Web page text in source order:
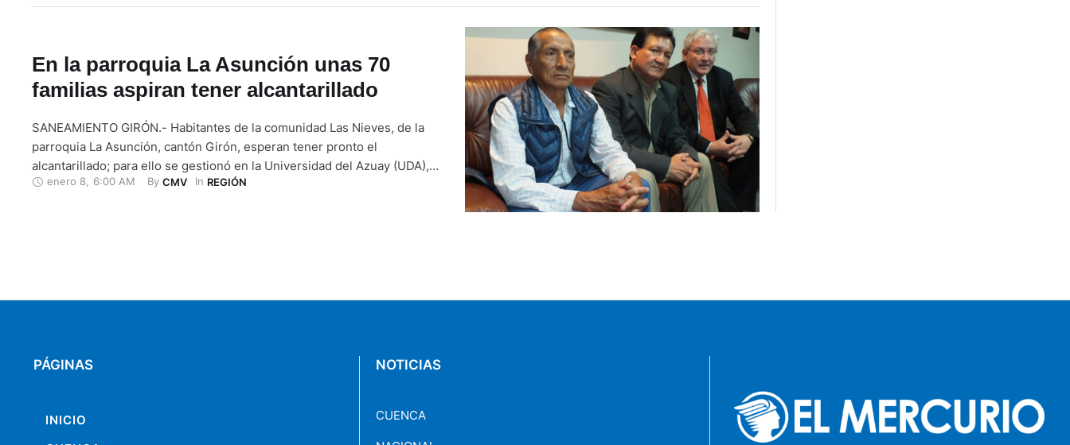
En la parroquia La Asunción unas 70
familias aspiran tener alcantarillado
SANEAMIENTO GIRÓN.- Habitantes de la comunidad Las Nieves, de la
parroquia La Asunción, cantón Girón, esperan tener pronto el
alcantarillado; para ello se gestionó en la Universidad del Azuay (UDA),
el apoyo para realizar los estudios; cuyo convenio se firmó este lunes,
enero 8 6:00 AM By CMV In REGIÓN
PÁGINAS
INICIO
NOTICIAS
CUENCA